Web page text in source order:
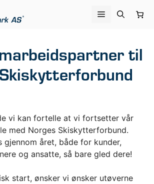
Meny
til
vi kan fortelle at vi fortsetter vår
med Norges Skiskytterforbund.
gjennom året, både for kunder,
og ansatte, så bare gled dere!
start, ønsker vi ønsker utøverne